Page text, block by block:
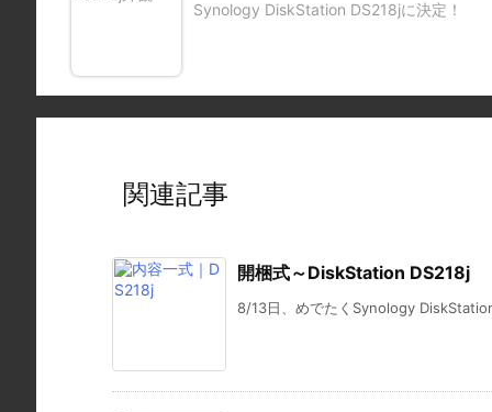
Synology DiskStation DS218jに決定！
関連記事
開梱式～DiskStation DS218j
8/13日、めでたくSynology